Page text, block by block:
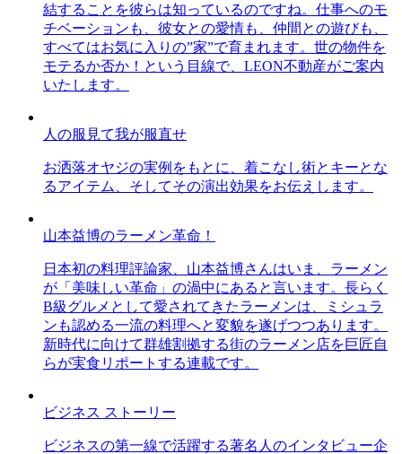
結することを彼らは知っているのですね。仕事へのモ
チベーションも、彼女との愛情も、仲間との遊びも、
すべてはお気に入りの”家”で育まれます。世の物件を
モテるか否か！という目線で、LEON不動産がご案内
いたします。
人の服見て我が服直せ
お洒落オヤジの実例をもとに、着こなし術とキーとな
るアイテム、そしてその演出効果をお伝えします。
山本益博のラーメン革命！
日本初の料理評論家、山本益博さんはいま、ラーメン
が「美味しい革命」の渦中にあると言います。長らく
B級グルメとして愛されてきたラーメンは、ミシュラ
ンも認める一流の料理へと変貌を遂げつつあります。
新時代に向けて群雄割拠する街のラーメン店を巨匠自
らが実食リポートする連載です。
ビジネス ストーリー
ビジネスの第一線で活躍する著名人のインタビュー企